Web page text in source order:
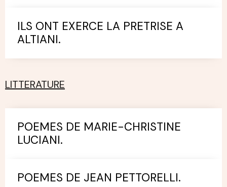
ILS ONT EXERCE LA PRETRISE A
ALTIANI.
LITTERATURE
POEMES DE MARIE-CHRISTINE
LUCIANI.
POEMES DE JEAN PETTORELLI.